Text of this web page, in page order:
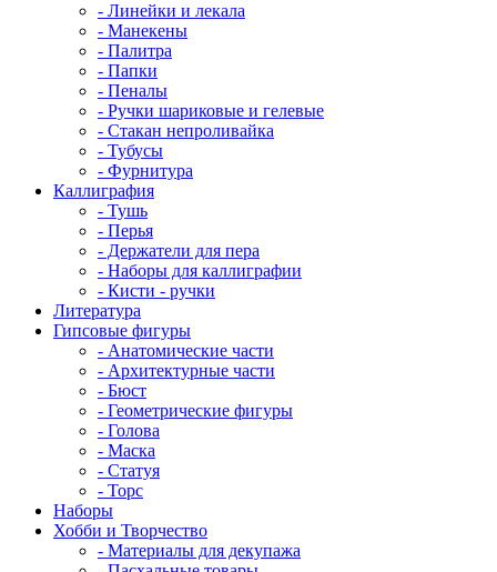
- Линейки и лекала
- Манекены
- Палитра
- Папки
- Пеналы
- Ручки шариковые и гелевые
- Стакан непроливайка
- Тубусы
- Фурнитура
Каллиграфия
- Тушь
- Перья
- Держатели для пера
- Наборы для каллиграфии
- Кисти - ручки
Литература
Гипсовые фигуры
- Анатомические части
- Архитектурные части
- Бюст
- Геометрические фигуры
- Голова
- Маска
- Статуя
- Торс
Наборы
Хобби и Творчество
- Материалы для декупажа